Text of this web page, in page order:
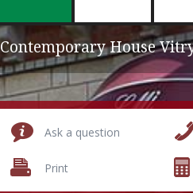
Contemporary House
Ask a question
Print